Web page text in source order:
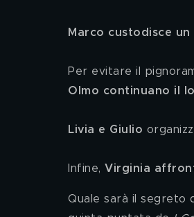
Marco custodisce
Per evitare il
Olmo continuano il
Livia e Giulio
Infine, Virginia
Quale sarà il segreto